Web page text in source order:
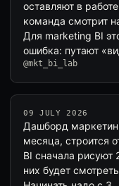
оставляют в
команда смотрит
Для marketing BI
ошибка: путают
@mkt_bi_lab
09 JULY 2026
Дашборд
месяца, строится
BI сначала рисуют
них будет